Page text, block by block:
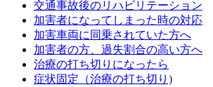
交通事故後のリハビリテーション
加害者になってしまった時の対応
加害車両に同乗されていた方へ
加害者の方、過失割合の高い方へ
治療の打ち切りになったら
症状固定（治療の打ち切り)